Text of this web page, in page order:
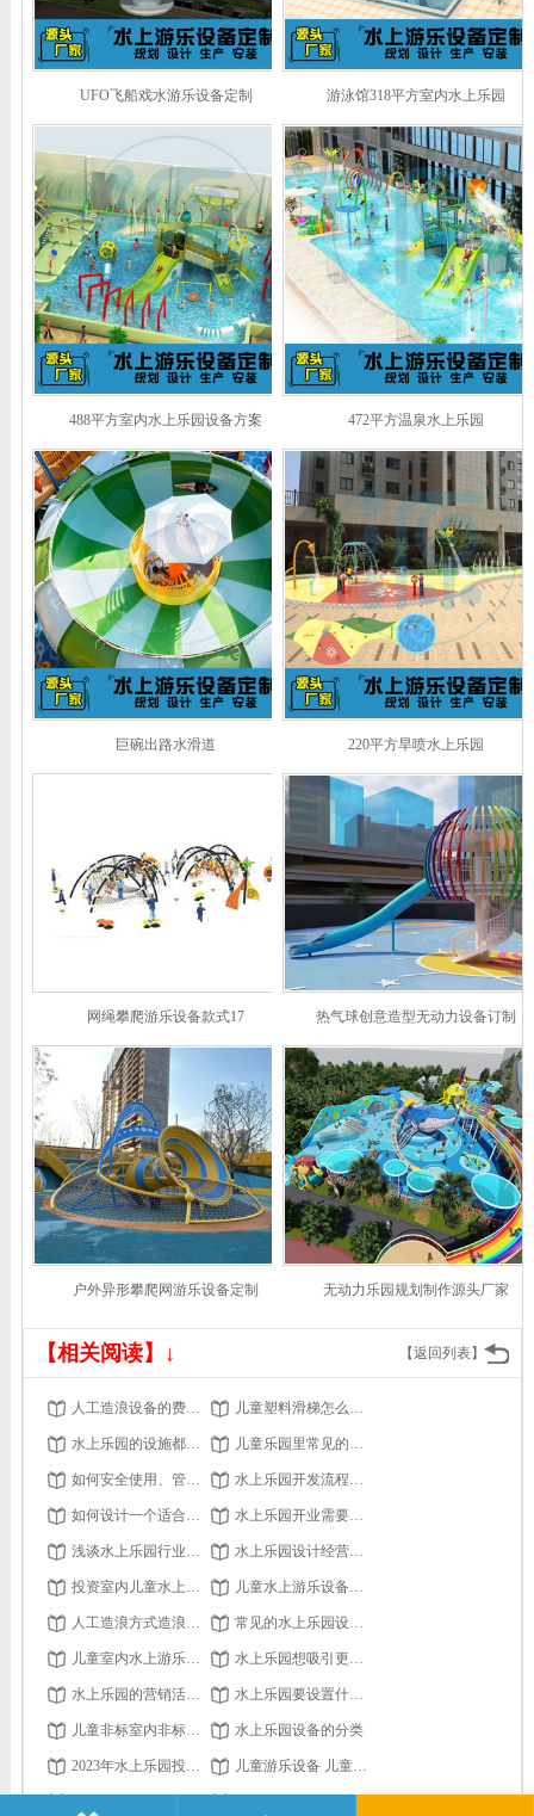
UFO飞船戏水游乐设备定制 游泳馆318平方室内水上乐园
488平方室内水上乐园设备方案 472平方温泉水上乐园
巨碗出路水滑道 220平方旱喷水上乐园
网绳攀爬游乐设备款式17 热气球创意造型无动力设备订制
户外异形攀爬网游乐设备定制 无动力乐园规划制作源头厂家
【返回列表】
【相关阅读】↓
人工造浪设备的费用是多少？有哪些因素影响价格？ 儿童塑料滑梯怎么样安装？
水上乐园的设施都有什么 儿童乐园里常见的攀爬类游乐设备有哪些？
如何安全使用、管理水滑梯 水上乐园开发流程要点分享
如何设计一个适合所有年龄段的水上乐园？ 水上乐园开业需要办理的证件有哪些
浅谈水上乐园行业发展 水上乐园设计经营上开拓新思维
投资室内儿童水上乐园的方向 水上滑滑梯 儿童水上游乐设备的租赁和购买哪个更划算？
人工造浪方式造浪设备 常见的水上乐园设施有哪些呢？
儿童室内水上游乐场设计规范有哪些？ 水上乐园想吸引更多游客，要从营销推广开展
水上乐园的营销活动如何提高客流量？ 水上乐园要设置什么样的二次消费才合理？
儿童非标室内非标游乐设备怎么发挥本身优势？ 水上乐园设备的分类
2023年水上乐园投资情况如何？ 儿童游乐设备 儿童室外游乐设备的存在有价值吗？